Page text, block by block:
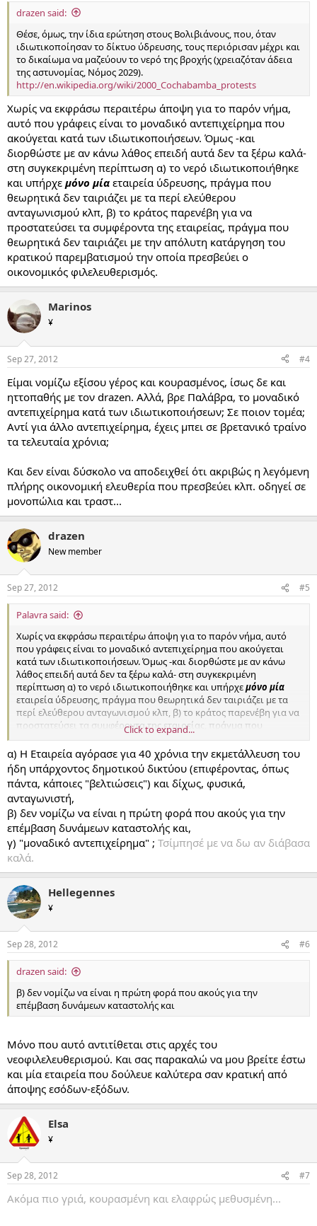
drazen said:
Θέσε, όμως, την ίδια ερώτηση στους Βολιβιάνους, που, όταν
ιδιωτικοποίησαν το δίκτυο ύδρευσης, τους περιόρισαν μέχρι και
το δικαίωμα να μαζεύουν το νερό της βροχής (χρειαζόταν άδεια
της αστυνομίας, Νόμος 2029).
http://en.wikipedia.org/wiki/2000_Cochabamba_protests
Χωρίς να εκφράσω περαιτέρω άποψη για το παρόν νήμα,
αυτό που γράφεις είναι το μοναδικό αντεπιχείρημα που
ακούγεται κατά των ιδιωτικοποιήσεων. Όμως -και
διορθώστε με αν κάνω λάθος επειδή αυτά δεν τα ξέρω καλά-
στη συγκεκριμένη περίπτωση α) το νερό ιδιωτικοποιήθηκε
και υπήρχε μόνο μία εταιρεία ύδρευσης, πράγμα που
θεωρητικά δεν ταιριάζει με τα περί ελεύθερου
ανταγωνισμού κλπ, β) το κράτος παρενέβη για να
προστατεύσει τα συμφέροντα της εταιρείας, πράγμα που
θεωρητικά δεν ταιριάζει με την απόλυτη κατάργηση του
κρατικού παρεμβατισμού την οποία πρεσβεύει ο
οικονομικός φιλελευθερισμός.
Marinos
¥
Sep 27, 2012 #4
Είμαι νομίζω εξίσου γέρος και κουρασμένος, ίσως δε και
ηττοπαθής με τον drazen. Αλλά, βρε Παλάβρα, το μοναδικό
αντεπιχείρημα κατά των ιδιωτικοποιήσεων; Σε ποιον τομέα;
Αντί για άλλο αντεπιχείρημα, έχεις μπει σε βρετανικό τραίνο
τα τελευταία χρόνια;
Και δεν είναι δύσκολο να αποδειχθεί ότι ακριβώς η λεγόμενη
πλήρης οικονομική ελευθερία που πρεσβεύει κλπ. οδηγεί σε
μονοπώλια και τραστ...
drazen
New member
Sep 27, 2012 #5
Palavra said:
Χωρίς να εκφράσω περαιτέρω άποψη για το παρόν νήμα, αυτό
που γράφεις είναι το μοναδικό αντεπιχείρημα που ακούγεται
κατά των ιδιωτικοποιήσεων. Όμως -και διορθώστε με αν κάνω
λάθος επειδή αυτά δεν τα ξέρω καλά- στη συγκεκριμένη
περίπτωση α) το νερό ιδιωτικοποιήθηκε και υπήρχεμόνο μία
εταιρεία ύδρευσης, πράγμα που θεωρητικά δεν ταιριάζει με τα
περί ελεύθερου ανταγωνισμού κλπ, β) το κράτος παρενέβη για να
προστατεύσει τα συμφέροντα της εταιρείας, πράγμα που
θεωρητικά δεν ταιριάζει με την απόλυτη κατάργηση του κρατικού
παρεμβατισμού την οποία πρεσβεύει ο οικονομικός
φιλελευθερισμός.
Click to expand...
α) Η Εταιρεία αγόρασε για 40 χρόνια την εκμετάλλευση του
ήδη υπάρχοντος δημοτικού δικτύου (επιφέροντας, όπως
πάντα, κάποιες "βελτιώσεις") και δίχως, φυσικά,
ανταγωνιστή,
β) δεν νομίζω να είναι η πρώτη φορά που ακούς για την
επέμβαση δυνάμεων καταστολής και,
γ) "μοναδικό αντεπιχείρημα" ; Τσίμπησέ με να δω αν διάβασα
καλά.
Hellegennes
¥
Sep 28, 2012 #6
drazen said:
β) δεν νομίζω να είναι η πρώτη φορά που ακούς για την
επέμβαση δυνάμεων καταστολής και
Μόνο που αυτό αντιτίθεται στις αρχές του
νεοφιλελευθερισμού. Και σας παρακαλώ να μου βρείτε έστω
και μία εταιρεία που δούλευε καλύτερα σαν κρατική από
άποψης εσόδων-εξόδων.
Elsa
¥
Sep 28, 2012 #7
Ακόμα πιο γριά, κουρασμένη και ελαφρώς μεθυσμένη...